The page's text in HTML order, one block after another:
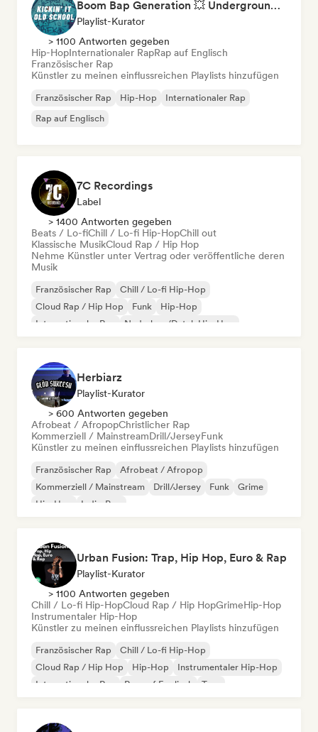
Boom Bap Generation 💥 Underground Hip-Hop, East Coast & Jazz Rap
Playlist-Kurator
> 1100 Antworten gegeben
Hip-HopInternationaler RapRap auf Englisch
Französischer Rap
Künstler zu meinen einflussreichen Playlists hinzufügen
Französischer Rap Hip-Hop
Internationaler Rap
Rap auf Englisch
7C Recordings
Label
> 1400 Antworten gegeben
Beats / Lo-fiChill / Lo-fi Hip-HopChill out
Klassische MusikCloud Rap / Hip Hop
Nehme Künstler unter Vertrag oder veröffentliche deren
Musik
Französischer Rap
Chill / Lo-fi Hip-Hop
Cloud Rap / Hip Hop
Funk
Hip-Hop
Internationaler Rap
Nederhop/Dutch Hip-Hop
Herbiarz
Playlist-Kurator
> 600 Antworten gegeben
Afrobeat / AfropopChristlicher Rap
Kommerziell / MainstreamDrill/JerseyFunk
Künstler zu meinen einflussreichen Playlists hinzufügen
Französischer Rap
Afrobeat / Afropop
Kommerziell / Mainstream
Drill/Jersey Funk
Grime
Hip-Hop
Indie-Pop
Urban Fusion: Trap, Hip Hop, Euro & Rap
Playlist-Kurator
> 1100 Antworten gegeben
Chill / Lo-fi Hip-HopCloud Rap / Hip HopGrimeHip-Hop
Instrumentaler Hip-Hop
Künstler zu meinen einflussreichen Playlists hinzufügen
Französischer Rap
Chill / Lo-fi Hip-Hop
Cloud Rap / Hip Hop
Hip-Hop
Instrumentaler Hip-Hop
Internationaler Rap
Rap auf Englisch Trap